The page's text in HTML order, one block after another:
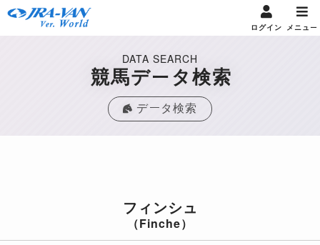
ログイン メニュー
DATA SEARCH
競馬データ検索
データ検索
フィンシュ
（Finche）